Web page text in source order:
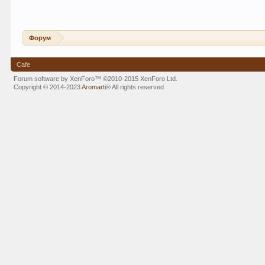
Форум
Cafe
Forum software by XenForo™©2010-2015 XenForo Ltd.
Copyright © 2014-2023Aromarti®All rights reserved